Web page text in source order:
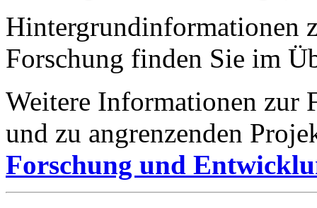
Hintergrundinformationen
Forschung finden Sie im
Weitere Informationen zur
und zu angrenzenden
Forschung und